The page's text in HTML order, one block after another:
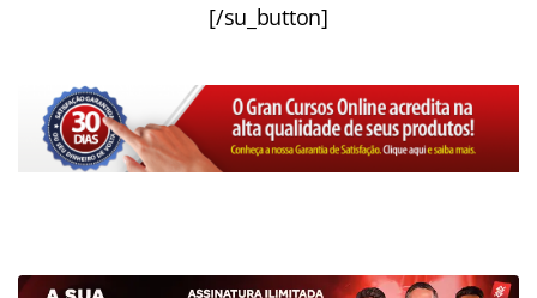
[/su_button]